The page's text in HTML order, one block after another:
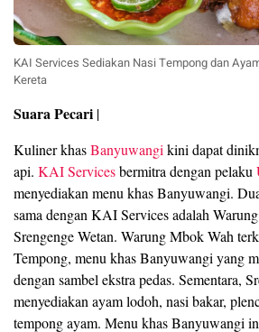
KAI Services Sediakan Nasi Tempong dan
Kereta
Suara Pecari |
Kuliner khasBanyuwangikini dapat
api. KAI Servicesbermitra dengan pelaku
menyediakan menu khas Banyuwangi.
sama dengan KAI Services adalah
Srengenge Wetan. Warung Mbok Wah
Tempong, menu khas Banyuwangi yang
dengan sambel ekstra pedas. Sementara,
menyediakan ayam lodoh, nasi bakar,
tempong ayam. Menu khas Banyuwangi